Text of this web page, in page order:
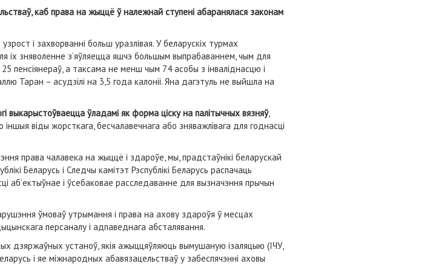
каб права на жыццё ў належнай ступені абаранялася законам
і захворванні больш уразлівая. У беларускіх турмах
іх зняволенне з’яўляецца яшчэ большым выпрабаваннем, чым для
пенсіянераў, а таксама не менш чым 74 асобы з інваліднасцю і
Таран – асудзілі на 3,5 года калоніі. Яна дагэтуль не выйшла на
выкарыстоўваецца ўладамі як форма ціску на палітычных вязняў,
віды жорсткага, бесчалавечнага або зняважлівага для годнасці
права чалавека на жыццё і здароўе, мы, прадстаўнікі беларускай
Беларусь і Следчы камітэт Рэспублікі Беларусь распачаць
аб’ектыўнае і ўсебаковае расследаванне для вызначэння прычын
ўмоваў утрымання і права на ахову здароўя ў месцах
персаналу і адпаведнага абсталявання.
дзяржаўных устаноў, якія ажыццяўляюць вымушаную ізаляцыю (ІЧУ,
і яе міжнародных абавязацельстваў у забеспячэнні аховы